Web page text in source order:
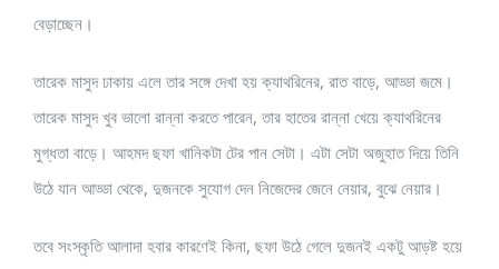
বেড়াচ্ছেন।
তারেক মাসুদ ঢাকায় এলে তার সঙ্গে দেখা হয় ক্যাথরিনের, রাত বাড়ে, আড্ডা জমে।
তারেক মাসুদ খুব ভালো রান্না করতে পারেন, তার হাতের রান্না খেয়ে ক্যাথরিনের
মুগ্ধতা বাড়ে। আহমদ ছফা খানিকটা টের পান সেটা। এটা সেটা অজুহাত দিয়ে তিনি
উঠে যান আড্ডা থেকে, দুজনকে সুযোগ দেন নিজেদের জেনে নেয়ার, বুঝে নেয়ার।
তবে সংস্কৃতি আলাদা হবার কারণেই কিনা, ছফা উঠে গেলে দুজনই একটু আড়ষ্ট হয়ে